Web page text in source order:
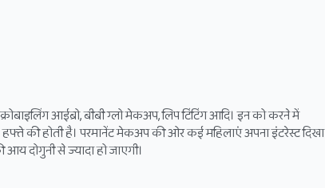
आईब्रो, बीबी ग्लो मेकअप, लिप टिंटिंग आदि। इन को करने में
की होती है। परमानेंट मेकअप की ओर कई महिलाएं अपना इंटरेस्ट दिखा
दोगुनी से ज्यादा हो जाएगी।